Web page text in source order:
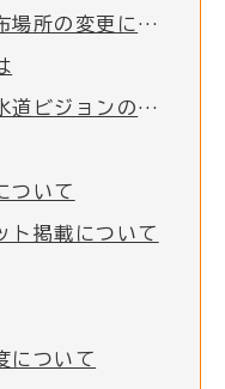
『マンホールカード』配布場所の変更について
紋別市水道ビジョン・下水道ビジョンの改定について
ついて
ト掲載について
について